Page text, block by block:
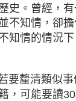
史。曾經，
不知情，卻
知情的情況
要釐清類似
，可能要讀